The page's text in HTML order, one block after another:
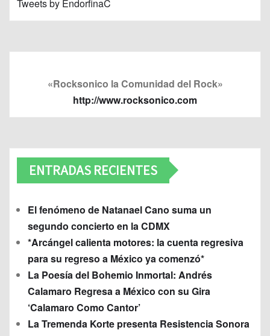
Tweets by EndorfinaC
«Rocksonico la Comunidad del Rock»
http://www.rocksonico.com
ENTRADAS RECIENTES
El fenómeno de Natanael Cano suma un
segundo concierto en la CDMX
*Arcángel calienta motores: la cuenta regresiva
para su regreso a México ya comenzó*
La Poesía del Bohemio Inmortal: Andrés
Calamaro Regresa a México con su Gira
‘Calamaro Como Cantor’
La Tremenda Korte presenta Resistencia Sonora